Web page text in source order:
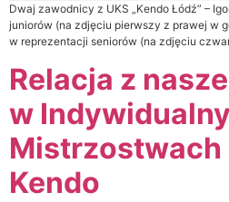
Dwaj zawodnicy z UKS „Kendo Łódź” –
juniorów (na zdjęciu pierwszy z prawej w
w reprezentacji seniorów (na zdjęciu
Relacja z
w
Mistrzostwach
Kendo